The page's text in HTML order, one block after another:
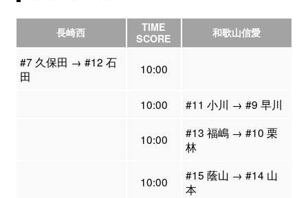
長崎西
TIME
SCORE
和歌山信愛
#7 久保田 → #12 石
田
10:00
10:00 #11 小川 → #9 早川
10:00
#13 福嶋 → #10 栗
林
10:00
#15 蔭山 → #14 山
本